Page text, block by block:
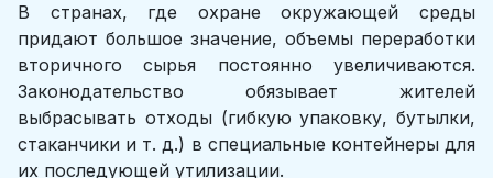
В странах, где охране окружающей среды
придают большое значение, объемы переработки
вторичного сырья постоянно увеличиваются.
Законодательство обязывает жителей
выбрасывать отходы (гибкую упаковку, бутылки,
стаканчики и т. д.) в специальные контейнеры для
их последующей утилизации.